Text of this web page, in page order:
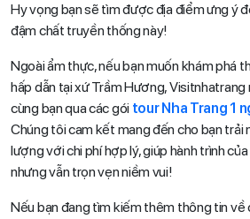
Hy vọng bạn sẽ tìm được địa điểm ưng ý
đậm chất truyền thống này!
Ngoài ẩm thực, nếu bạn muốn khám phá
hấp dẫn tại xứ Trầm Hương, Visitnhatrang
cùng bạn qua các gói tour Nha Trang 1
Chúng tôi cam kết mang đến cho bạn trải
lượng với chi phí hợp lý, giúp hành trình
nhưng vẫn trọn vẹn niềm vui!
Nếu bạn đang tìm kiếm thêm thông tin về